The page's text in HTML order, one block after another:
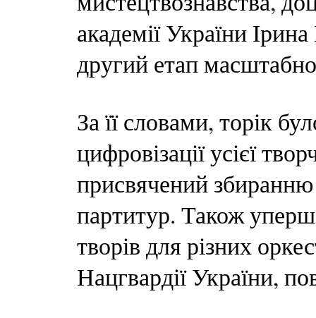
академії України
другий етап
За її словами, торік
цифровізації усієї
присвячений
партитур. Також
творів для різних
Нацгвардії України,